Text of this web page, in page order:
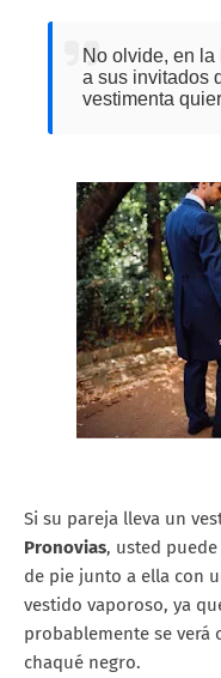
No olvide, en
a sus invitados
vestimenta
Si su pareja lleva un
Pronovias, usted
de pie junto a ella con
vestido vaporoso, ya
probablemente se verá
chaqué negro.